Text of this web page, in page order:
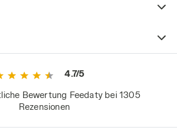
4.7/5
Bewertung Feedaty bei 1305
Rezensionen